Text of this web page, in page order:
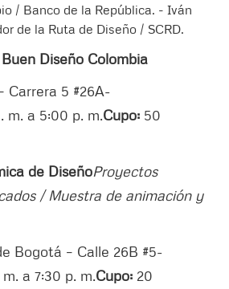
/ Banco de la República. - Iván
de la Ruta de Diseño / SCRD.
Diseño Colombia
Carrera 5 #26A-
m. a 5:00 p. m.Cupo: 50
de DiseñoProyectos
/ Muestra de animación y
Bogotá – Calle 26B #5-
a 7:30 p. m.Cupo: 20